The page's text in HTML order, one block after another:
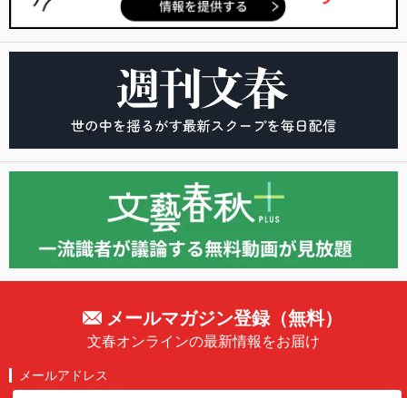
メールマガジン登録（無料）
文春オンラインの最新情報をお届け
メールアドレス